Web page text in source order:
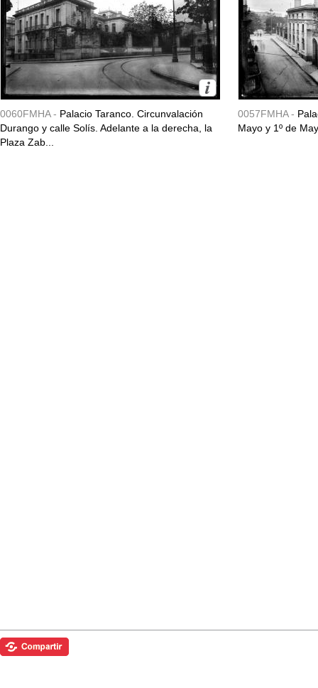
0060FMHA - Palacio Taranco. Circunvalación
Durango y calle Solís. Adelante a la derecha, la
Plaza Zab...
0057FMHA -
Mayo y 1º de